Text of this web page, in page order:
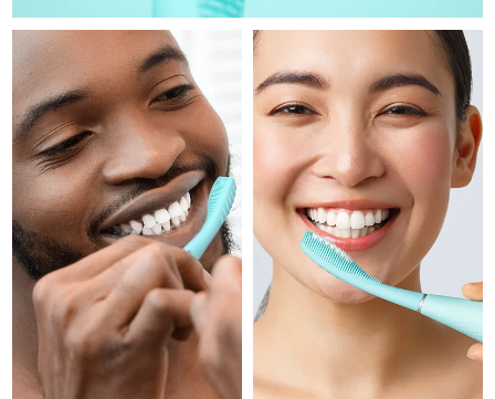
LUNA™ 設備
All facial cleansing devices
UFO™ 設備
All deep facial hydration devices
ISSA™ 設備
All silicone sonic toothbrushes
FAQ™ P1 Primer
Manuka honey primer
FAQ™護膚品
All FAQ™ skincare
FAQ™產品
All anti-aging treatments
FAQ™ 221
Anti-aging LED hand mask
FAQ™護膚品
All FAQ™ skincare
FAQ™產品
All LED treatments
FAQ™護膚品
All FAQ™ skincare
FAQ™產品
All hair treatments
FAQ™ Red Light Serum
FAQ™ skincare
All FAQ™ skincare
FAQ™ products
All toning treatments
脫毛
PEACH™ 2 Pro Max
Professional IPL hair removal device
PEACH™ 2
IPL hair removal
PEACH™ 2 go
身體護理
BEAR™ 2 body
Microcurrent body toning
LUNA™ 4 body
Massaging body brush
SUPERCHARGED™ serum
痘肌護理
ESPADA™ 2 plus
Recurring acne LED therapy
眼部護理
BEAR™ 2 eyes & lips
Microcurrent line smoothing device
愛沙尼亞 預計送達日期09/08/2026
芬蘭 預計送達日期09/08/2026
法國 預計送達日期09/08/2026
法屬玻里尼西亞 預計送達日期13/08/2026
德國 預計送達日期09/08/2026
直布羅陀 預計送達日期13/08/2026
希臘 預計送達日期09/08/2026
中國香港特別行政區 預計送達日期 10/08/2026